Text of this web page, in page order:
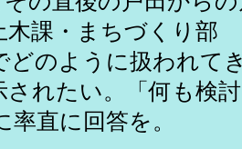
木課・まちづくり部
のように扱われて
れたい。「何も検討
直に回答を。